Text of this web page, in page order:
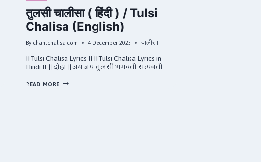
तुलसी चालीसा ( हिंदी ) / Tulsi
Chalisa (English)
By chantchalisa.com 4 December 2023 चालीसा
II Tulsi Chalisa Lyrics II II Tulsi Chalisa Lyrics in
Hindi II ॥ दोहा ॥ जय जय तुलसी भगवती सत्यवती…
READ MORE तुलसी